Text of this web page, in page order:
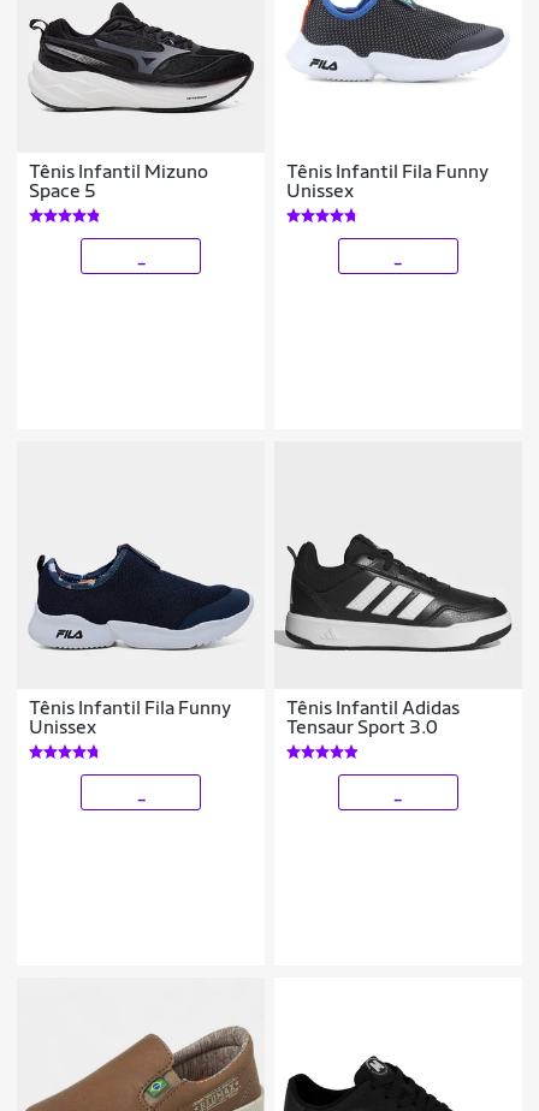
Tênis Infantil Mizuno
Space 5
Tênis Infantil Fila Funny
Unissex
Tênis Infantil Fila Funny
Unissex
Tênis Infantil Adidas
Tensaur Sport 3.0